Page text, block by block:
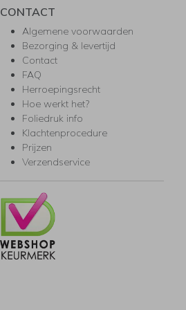
CONTACT
Algemene voorwaarden
Bezorging & levertijd
Contact
FAQ
Herroepingsrecht
Hoe werkt het?
Foliedruk info
Klachtenprocedure
Prijzen
Verzendservice